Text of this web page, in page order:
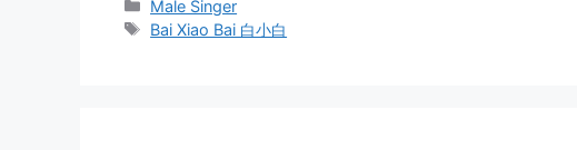
Categories
Male Singer
Tags
Bai Xiao Bai 白小白